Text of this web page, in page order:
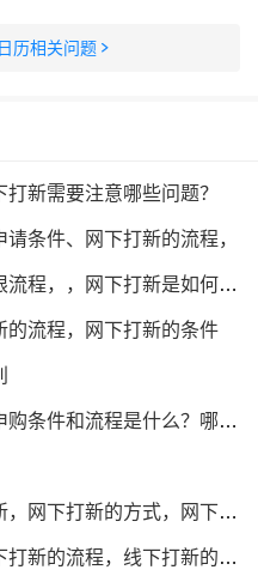
历相关问题
新需要注意哪些问题？
条件、网下打新的流程，
网下打新的流程，开通打新权限流程，，网下打新是如何缴款的？
的流程，网下打新的条件
什么是网下打新？网下打新的申购条件和流程是什么？哪里能办理网下打新？
网下打新，网下配售，线下打新，网下打新的方式，网下打新怎么弄的
网下打新的资金规模要求，线下打新的流程，线下打新的条件